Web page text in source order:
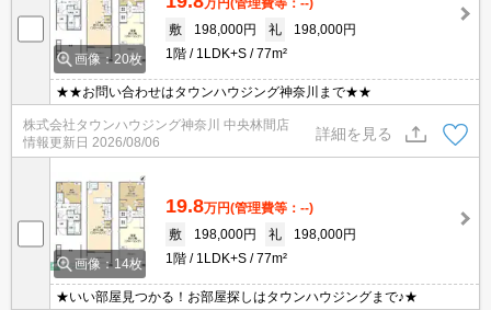
画像：20枚
万円(管理費等：--)
敷
198,000円 礼
198,000円
1階
1LDK+S 77m²
★★お問い合わせはタウンハウジング神奈川まで★★
株式会社タウンハウジング神奈川 中央林間店
情報更新日 2026/08/06
詳細を見る
画像：14枚
19.8万円(管理費等：--)
敷
198,000円 礼
198,000円
1階
1LDK+S 77m²
★いい部屋見つかる！お部屋探しはタウンハウジングまで♪★